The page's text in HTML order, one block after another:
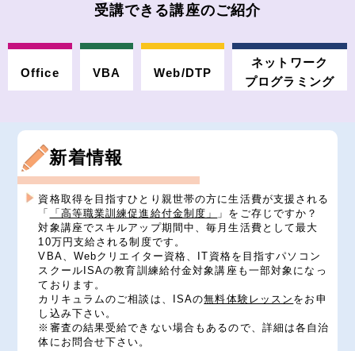
受講できる講座のご紹介
Office VBA Web/DTP
ネットワーク
プログラミング
新着情報
資格取得を目指すひとり親世帯の方に生活費が支援される
「
「高等職業訓練促進給付金制度」
」をご存じですか？
対象講座でスキルアップ期間中、毎月生活費として最大
10万円支給される制度です。
VBA、Webクリエイター資格、IT資格を目指すパソコン
スクールISAの教育訓練給付金対象講座も一部対象になっ
ております。
カリキュラムのご相談は、ISAの無料体験レッスン をお申
し込み下さい。
※審査の結果受給できない場合もあるので、詳細は各自治
体にお問合せ下さい。